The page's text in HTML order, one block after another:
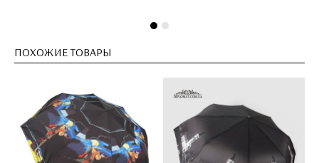
ПОХОЖИЕ ТОВАРЫ